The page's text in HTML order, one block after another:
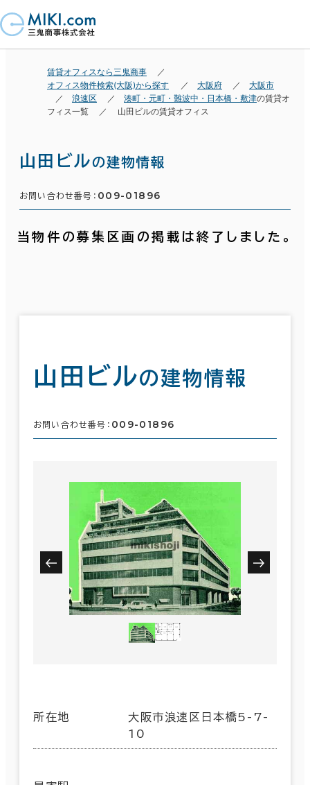
賃貸オフィスなら三鬼商事
オフィス物件検索(大阪)から探す
大阪府
大阪市
浪速区
湊町・元町・難波中・日本橋・敷津の賃貸オ
フィス一覧
山田ビルの賃貸オフィス
山田ビルの建物情報
お問い合わせ番号： 009-01896
当物件の募集区画の掲載は終了しました。
山田ビルの建物情報
お問い合わせ番号： 009-01896
所在地
大阪市浪速区日本橋5-7-
10